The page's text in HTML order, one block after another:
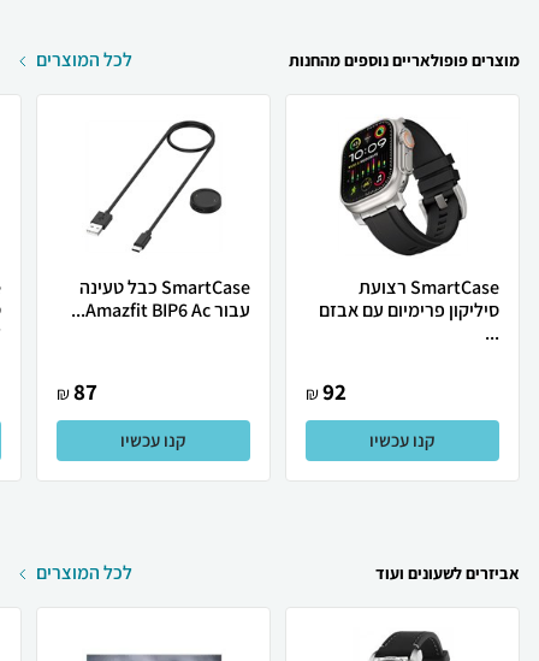
מוצרים פופולאריים נוספים מהחנות לכל המוצרים
SmartCase רצועת
סיליקון פרימיום עם אבזם
...
92
₪
קנו עכשיו
SmartCase כבל טעינה
עבור Amazfit BIP6 Ac...
87
₪
קנו עכשיו
אביזרים לשעונים ועוד לכל המוצרים